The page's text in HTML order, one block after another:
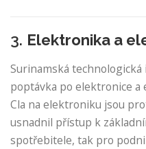
3. Elektronika a
Surinamská
poptávka po elektronice a
Cla na elektroniku jsou
usnadnil přístup k
spotřebitele, tak pro